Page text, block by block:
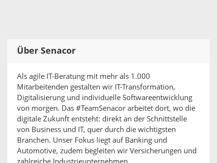
Über Senacor
Als agile IT-Beratung mit mehr als 1.000
Mitarbeitenden gestalten wir IT-Transformation,
Digitalisierung und individuelle Softwareentwicklung
von morgen. Das #TeamSenacor arbeitet dort, wo die
digitale Zukunft entsteht: direkt an der Schnittstelle
von Business und IT, quer durch die wichtigsten
Branchen. Unser Fokus liegt auf Banking und
Automotive, zudem begleiten wir Versicherungen und